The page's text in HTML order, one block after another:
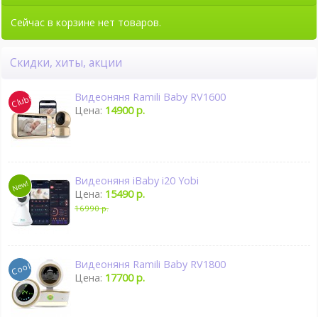
Сейчас в корзине нет товаров.
Скидки, хиты, акции
Видеоняня Ramili Baby RV1600
Цена: 14900 р.
Видеоняня iBaby i20 Yobi
Цена: 15490 р.
16990 р.
Видеоняня Ramili Baby RV1800
Цена: 17700 р.